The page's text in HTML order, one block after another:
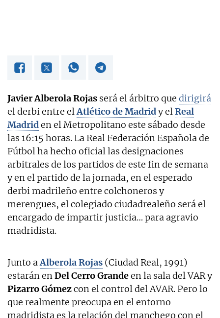
Javier Alberola Rojas será el árbitro que dirigirá
el derbi entre elAtlético deMadridy elReal
Madriden el Metropolitano este sábado desde
las 16:15 horas. La Real Federación Española de
Fútbol ha hecho oficial las designaciones
arbitrales de los partidos de este fin de semana
y en el partido de la jornada, en el esperado
derbi madrileño entre colchoneros y
merengues, el colegiado ciudadrealeño será el
encargado de impartir justicia… para agravio
madridista.
Junto aAlberolaRojas (Ciudad Real, 1991)
estarán enDel Cerro Grandeen la sala del VAR y
PizarroGómezcon el control del AVAR. Pero lo
que realmente preocupa en el entorno
madridista es la relación del manchego con el